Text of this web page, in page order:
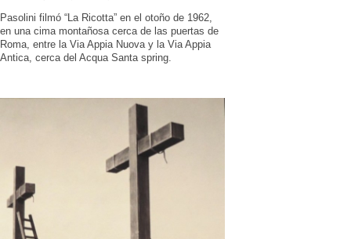
Pasolini filmó “La Ricotta” en el otoño de 1962,
en una cima montañosa cerca de las puertas de
Roma, entre la Via Appia Nuova y la Via Appia
Antica, cerca del Acqua Santa spring.